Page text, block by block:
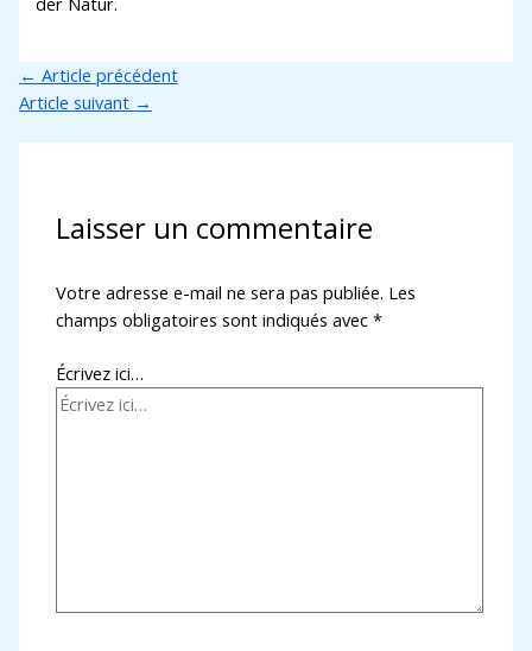
← Article précédent
Article suivant →
Laisser un commentaire
Votre adresse e-mail ne sera pas publiée. Les
champs obligatoires sont indiqués avec*
Écrivez ici…